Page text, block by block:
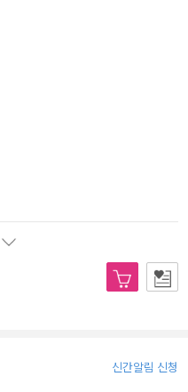
신간알림 신청